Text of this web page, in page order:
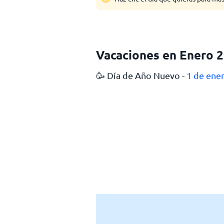
Vacaciones en Enero
🥳 Día de Año Nuevo - 1 de